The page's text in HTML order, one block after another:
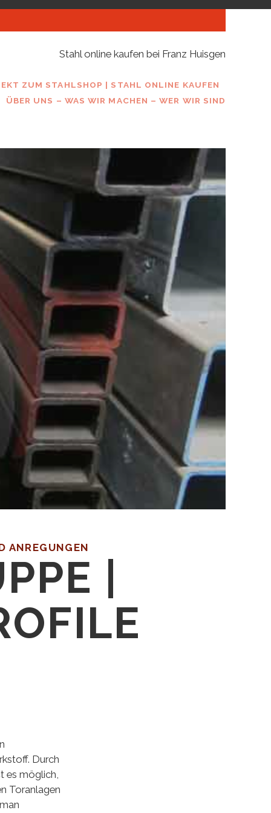
Stahl online kaufen bei Franz Huisgen
ZUM STAHLSHOP | STAHL ONLINE KAUFEN
ÜBER UNS – WAS WIR MACHEN – WER WIR SIND
ANREGUNGEN
|
Durch
es möglich,
Toranlagen